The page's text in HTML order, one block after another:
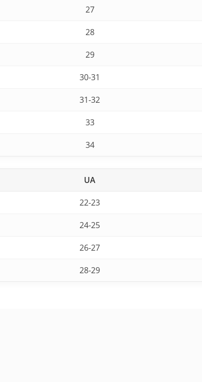
27
28
29
30-31
31-32
33
34
UA
22-23
24-25
26-27
28-29